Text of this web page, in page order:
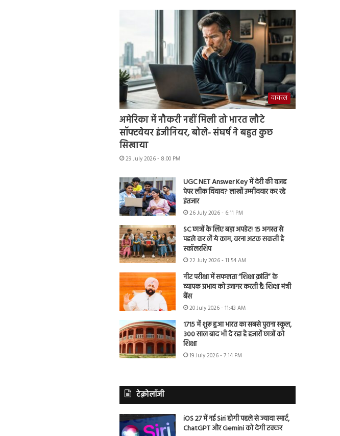
वायरल
अमेरिका में नौकरी नहीं मिली तो भारत लौटे
सॉफ्टवेयर इंजीनियर, बोले- संघर्ष ने बहुत कुछ
सिखाया
29 July 2026 - 8:00 PM
UGC NET Answer Key में देरी की वजह
पेपर लीक विवाद? लाखों उम्मीदवार कर रहे
इंतजार
26 July 2026 - 6:11 PM
SC छात्रों के लिए बड़ा अपडेट! 15 अगस्त से
पहले कर लें ये काम, वरना अटक सकती है
स्कॉलरशिप
22 July 2026 - 11:54 AM
नीट परीक्षा में सफलता “शिक्षा क्रांति” के
व्यापक प्रभाव को उजागर करती है: शिक्षा मंत्री
बैंस
20 July 2026 - 11:43 AM
1715 में शुरू हुआ भारत का सबसे पुराना स्कूल,
300 साल बाद भी दे रहा है हजारों छात्रों को
शिक्षा
19 July 2026 - 7:14 PM
टेक्नोलॉजी
iOS 27 में नई Siri होगी पहले से ज्यादा स्मार्ट,
ChatGPT और Gemini को देगी टक्कर